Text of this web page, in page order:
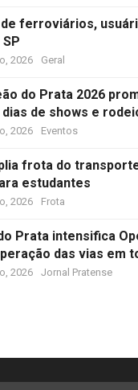
ferroviários,
2026 Geral
do Prata 2026
de shows e
2026 Eventos
frota do
estudantes
2026 Frota
Prata intensifica
das vias em
2026 Jornal Pratense